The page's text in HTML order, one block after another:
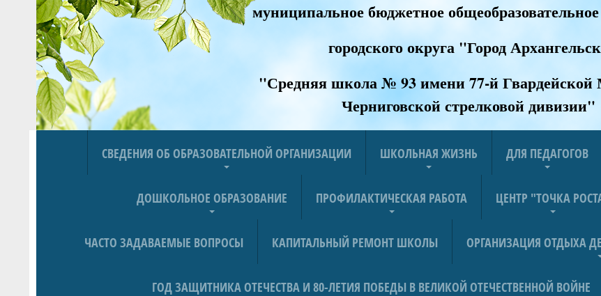
муниципальное бюджетное
городского округа "Город
"Средняя школа № 93 имени 77-й Гвардейской
Черниговской стрелковой дивизии"
СВЕДЕНИЯ ОБ ОБРАЗОВАТЕЛЬНОЙ ОРГАНИЗАЦИИ ШКОЛЬНАЯ ЖИЗНЬ ДЛЯ ПЕДАГОГОВ
ДОШКОЛЬНОЕ ОБРАЗОВАНИЕ ПРОФИЛАКТИЧЕСКАЯ РАБОТА ЦЕНТР "ТОЧКА
ЧАСТО ЗАДАВАЕМЫЕ ВОПРОСЫ КАПИТАЛЬНЫЙ РЕМОНТ ШКОЛЫ ОРГАНИЗАЦИЯ ОТДЫХА
ГОД ЗАЩИТНИКА ОТЕЧЕСТВА И 80-ЛЕТИЯ ПОБЕДЫ В ВЕЛИКОЙ ОТЕЧЕСТВЕННОЙ ВОЙНЕ